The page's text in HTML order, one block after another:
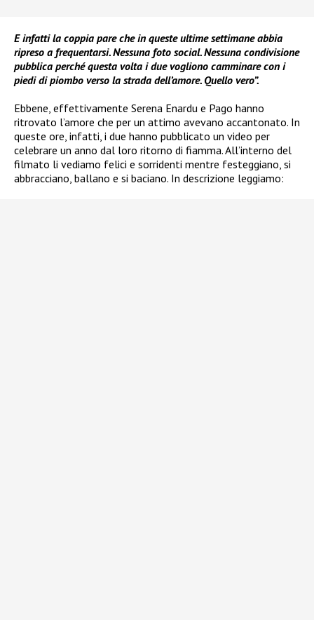
E infatti la coppia pare che in queste ultime settimane abbia
ripreso a frequentarsi. Nessuna foto social. Nessuna condivisione
pubblica perché questa volta i due vogliono camminare con i
piedi di piombo verso la strada dell’amore. Quello vero”.
Ebbene, effettivamente Serena Enardu e Pago hanno
ritrovato l’amore che per un attimo avevano accantonato. In
queste ore, infatti, i due hanno pubblicato un video per
celebrare un anno dal loro ritorno di fiamma. All’interno del
filmato li vediamo felici e sorridenti mentre festeggiano, si
abbracciano, ballano e si baciano. In descrizione leggiamo: